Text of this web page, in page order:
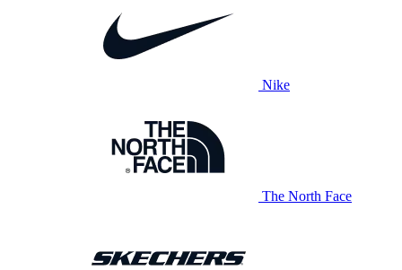
Nike
The North Face